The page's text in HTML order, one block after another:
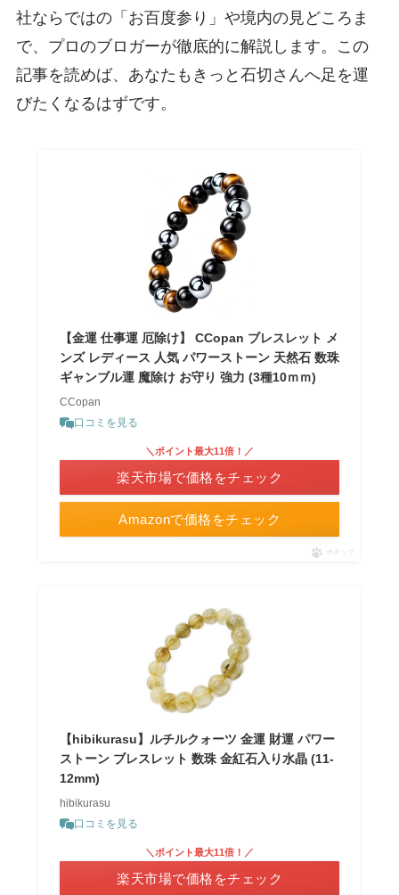
社ならではの「お百度参り」や境内の見どころま
で、プロのブロガーが徹底的に解説します。この
記事を読めば、あなたもきっと石切さんへ足を運
びたくなるはずです。
【金運 仕事運 厄除け】 CCopan ブレスレット メ
ンズ レディース 人気 パワーストーン 天然石 数珠
ギャンブル運 魔除け お守り 強力 (3種10ｍｍ)
CCopan
口コミを見る
Amazonで価格をチェック
＼ポイント最大11倍！／
楽天市場で価格をチェック
ポチップ
【hibikurasu】ルチルクォーツ 金運 財運 パワー
ストーン ブレスレット 数珠 金紅石入り水晶 (11-
12mm)
hibikurasu
口コミを見る
＼ポイント最大11倍！／
楽天市場で価格をチェック